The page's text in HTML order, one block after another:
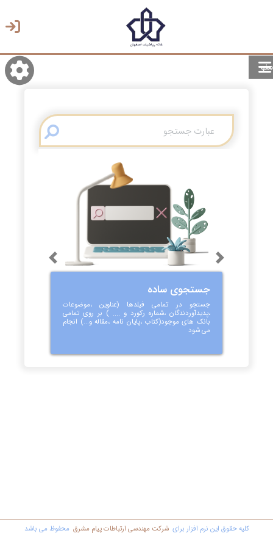
منو
انتخاب زبان
جستجوی ساده
جستجو در تمامی فیلدها (عناوین ،موضوعات
،پدیدآوردندگان ،شماره رکورد و .... ) بر روی تمامی
بانک های موجود(کتاب ،پایان نامه ،مقاله و...) انجام
می شود
Previous Next
کليه حقوق اين نرم افزار برای شرکت مهندسي ارتباطات پیام مشرق محفوظ مي باشد